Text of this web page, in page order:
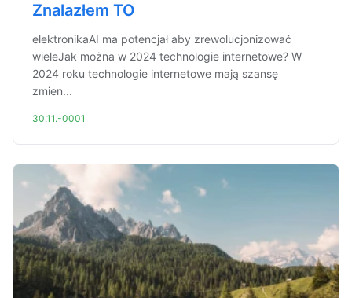
Znalazłem TO
elektronikaAI ma potencjał aby zrewolucjonizować
wieleJak można w 2024 technologie internetowe? W
2024 roku technologie internetowe mają szansę
zmien...
30.11.-0001